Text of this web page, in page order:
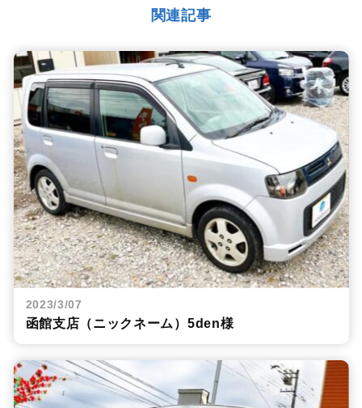
関連記事
2023/3/07
函館支店（ニックネーム）5den様